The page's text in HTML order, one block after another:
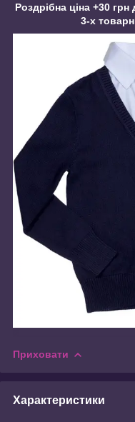
Роздрібна ціна +30
3-х
Приховати
Характеристики